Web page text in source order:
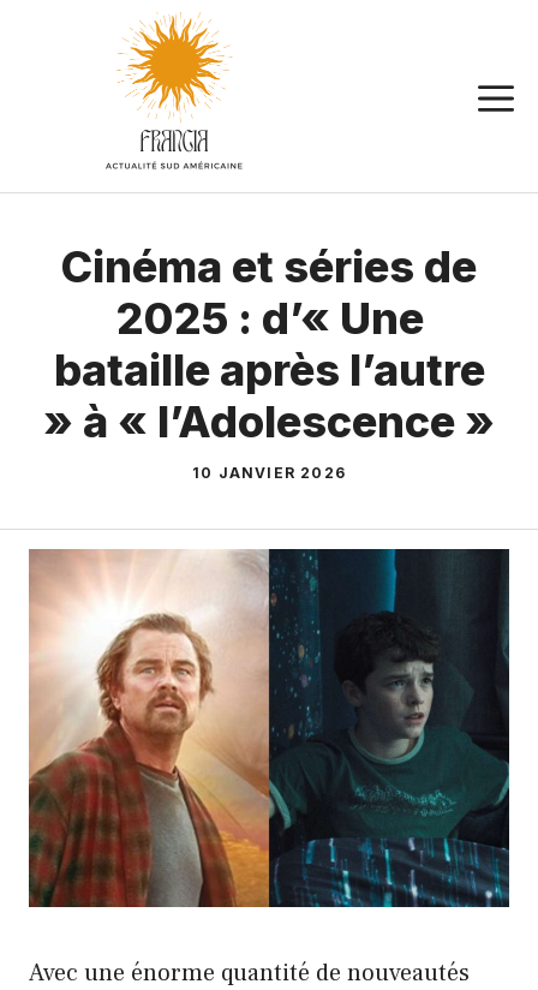
Cinéma et séries de
2025 : d’« Une
bataille après l’autre
» à « l’Adolescence »
10 JANVIER 2026
Avec une énorme quantité de nouveautés